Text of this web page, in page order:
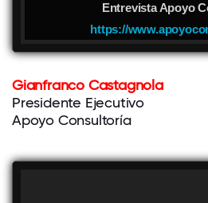
Entrevista Apoyo
https://
Gianfranco Castagnola
Presidente Ejecutivo
Apoyo Consultoría